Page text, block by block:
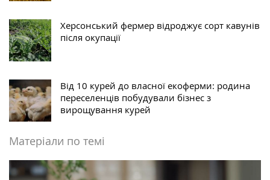
Херсонський фермер відроджує сорт кавунів
після окупації
Від 10 курей до власної екоферми: родина
переселенців побудували бізнес з
вирощування курей
Матеріали по темі